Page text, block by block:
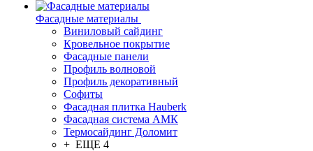
Фасадные материалы
Виниловый сайдинг
Кровельное покрытие
Фасадные панели
Профиль волновой
Профиль декоративный
Софиты
Фасадная плитка Hauberk
Фасадная система АМК
Термосайдинг Доломит
+ ЕЩЕ 4